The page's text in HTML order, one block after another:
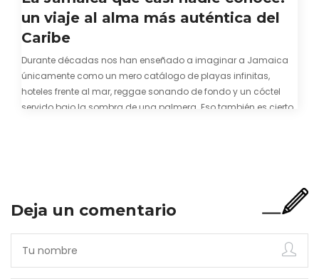
un viaje al alma más auténtica del
Caribe
Durante décadas nos han enseñado a imaginar a Jamaica
únicamente como un mero catálogo de playas infinitas,
hoteles frente al mar, reggae sonando de fondo y un cóctel
servido bajo la sombra de una palmera. Eso también es cierto.
Deja un comentario